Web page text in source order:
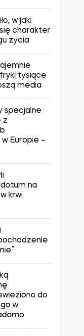
w jaki
charakter
życia
tysiące
media
specjalne
z
Europie –
na
krwi
do
w